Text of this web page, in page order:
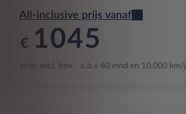
All-inclusive prijs vanaf
€ 1045
p/m. excl. btw o.b.v 60 mnd en 10,000 km/j